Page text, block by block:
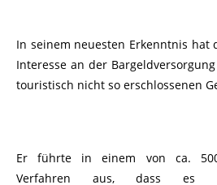
In seinem neuesten Erkenntnis hat
Interesse an der
touristisch nicht so erschlossenen
Er führte in einem von ca.
Verfahren aus, dass es